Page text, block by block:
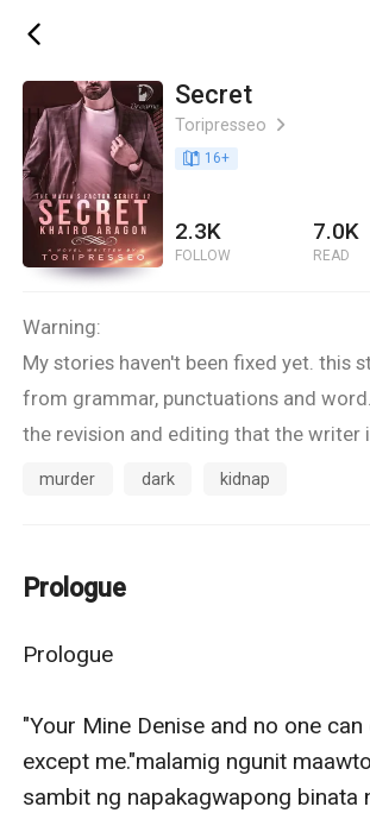
ic_back
Secret
Toripresseo ic_arrow_right
book_age 16+
2.3K
FOLLOW
7.0K
READ
Warning:
My stories haven't been fixed yet. this
from grammar, punctuations and
the revision and editing that the writer
doing.
--
makapagpabago ng buhay ng iba. Mga
matuklasan o malaman.
murder dark kidnap
Prologue
Prologue
"Your Mine Denise and no one can
except me."malamig ngunit
sambit ng napakagwapong binata